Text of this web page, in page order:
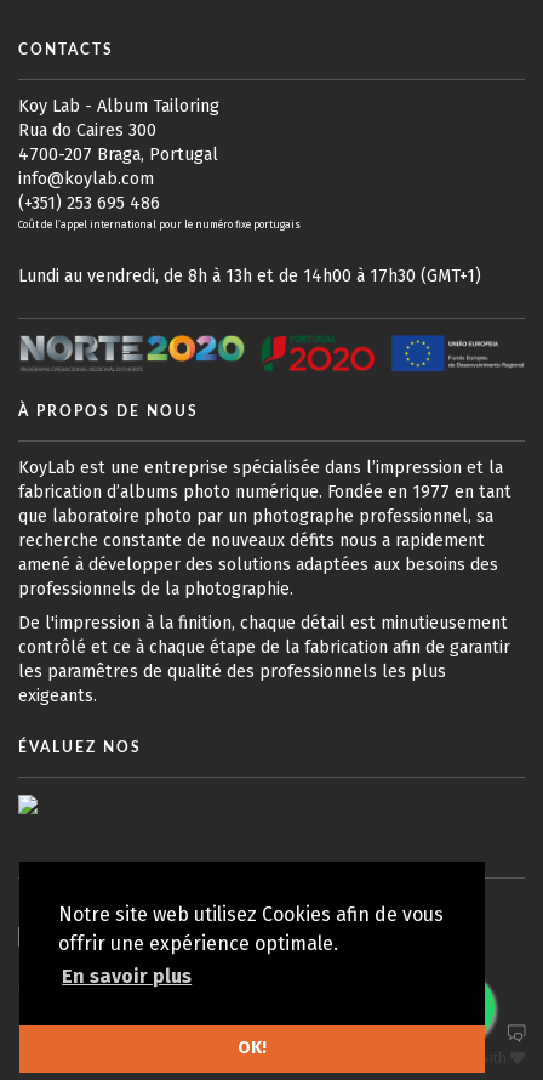
Notre site web utilisez Cookies afin de vous
offrir une expérience optimale.
En savoir plus
OK!
CONTACTS
Koy Lab - Album Tailoring
Rua do Caires 300
4700-207 Braga, Portugal
info@koylab.com
(+351) 253 695 486
Coût de l’appel international pour le numéro fixe portugais
Lundi au vendredi, de 8h à 13h et de 14h00 à 17h30 (GMT+1)
À PROPOS DE NOUS
KoyLab est une entreprise spécialisée dans l’impression et la
fabrication d’albums photo numérique. Fondée en 1977 en tant
que laboratoire photo par un photographe professionnel, sa
recherche constante de nouveaux défits nous a rapidement
amené à développer des solutions adaptées aux besoins des
professionnels de la photographie.
De l'impression à la finition, chaque détail est minutieusement
contrôlé et ce à chaque étape de la fabrication afin de garantir
les paramêtres de qualité des professionnels les plus
exigeants.
ÉVALUEZ NOS
© Copyright 2010 - 2026 Koy Lab | Tous droits réservés
TOP